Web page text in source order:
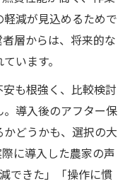
減が見込めるためで
層からは、将来的な
います。
も根強く、比較検討
導入後のアフター保
どうかも、選択の大
に導入した農家の声
できた」「操作に慣